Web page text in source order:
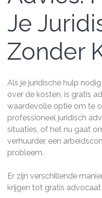
Je
Zonder
Als je juridische hulp
over de kosten, is gratis
waardevolle optie om te
professioneel juridisch
situaties, of het nu gaat
verhuurder, een
probleem.
Er zijn verschillende
krijgen tot gratis advocaat